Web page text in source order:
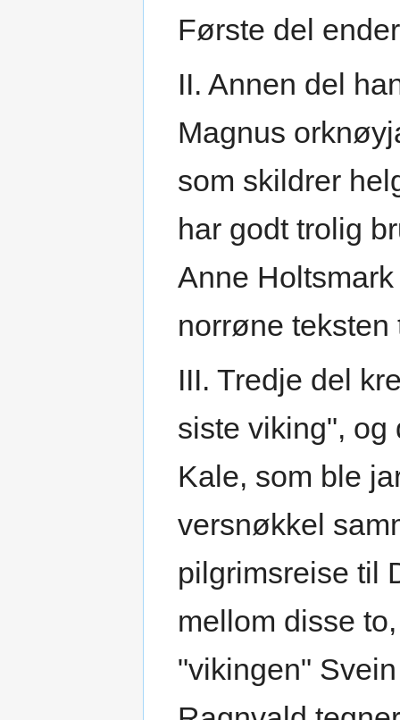
Første del
II. Annen del
Magnus
som skildrer
har godt trolig
Anne
norrøne teksten
III. Tredje del
siste viking",
Kale, som ble
versnøkkel
pilgrimsreise til
mellom disse
"vikingen"